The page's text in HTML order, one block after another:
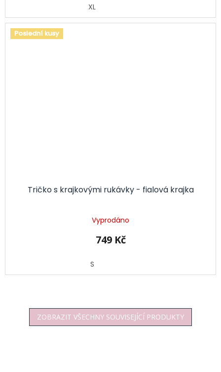
XL
Poslední kusy
Tričko s krajkovými rukávky - fialová krajka
Vyprodáno
749 Kč
S
ZOBRAZIT VŠECHNY SOUVISEJÍCÍ PRODUKTY